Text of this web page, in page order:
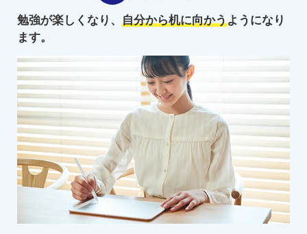
勉強が楽しくなり、 自分から机に向かうようになり
ます。